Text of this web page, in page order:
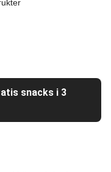
snacks i 3